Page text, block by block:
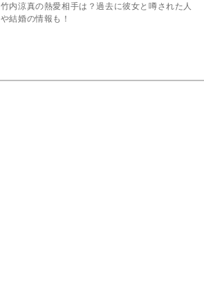
竹内涼真の熱愛相手は？過去に彼女と噂された人
や結婚の情報も！